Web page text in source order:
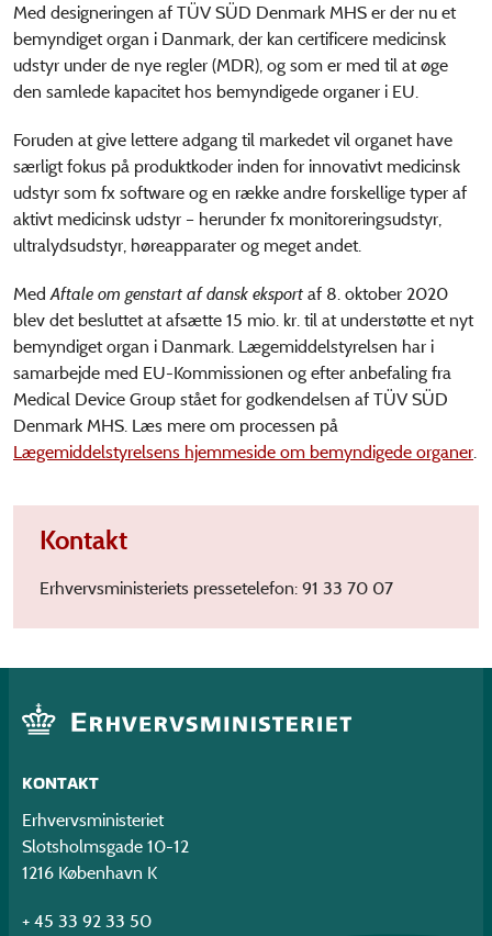
Med designeringen af TÜV SÜD Denmark MHS er der nu et
bemyndiget organ i Danmark, der kan certificere medicinsk
udstyr under de nye regler (MDR), og som er med til at øge
den samlede kapacitet hos bemyndigede organer i EU.
Foruden at give lettere adgang til markedet vil organet have
særligt fokus på produktkoder inden for innovativt medicinsk
udstyr som fx software og en række andre forskellige typer af
aktivt medicinsk udstyr – herunder fx monitoreringsudstyr,
ultralydsudstyr, høreapparater og meget andet.
Med Aftale om genstart af dansk eksport af 8. oktober 2020
blev det besluttet at afsætte 15 mio. kr. til at understøtte et nyt
bemyndiget organ i Danmark. Lægemiddelstyrelsen har i
samarbejde med EU-Kommissionen og efter anbefaling fra
Medical Device Group stået for godkendelsen af TÜV SÜD
Denmark MHS. Læs mere om processen på
Lægemiddelstyrelsens hjemmeside om bemyndigede organer
Kontakt
Erhvervsministeriets pressetelefon: 91 33 70 07
KONTAKT
Erhvervsministeriet
Slotsholmsgade 10-12
1216 København K
+ 45 33 92 33 50